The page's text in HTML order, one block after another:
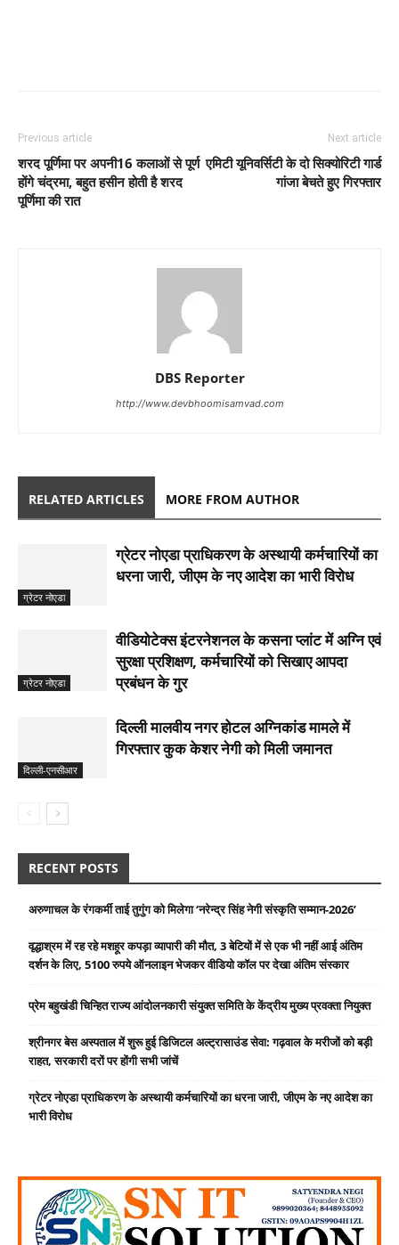
Previous article
शरद पूर्णिमा पर अपनी16 कलाओं से पूर्ण
होंगे चंद्रमा, बहुत हसीन होती है शरद
पूर्णिमा की रात
Next article
एमिटी यूनिवर्सिटी के दो सिक्योरिटी गार्ड
गांजा बेचते हुए गिरफ्तार
DBS Reporter
http://www.devbhoomisamvad.com
RELATED ARTICLES MORE FROM AUTHOR
ग्रेटर नोएडा
ग्रेटर नोएडा प्राधिकरण के अस्थायी कर्मचारियों का
धरना जारी, जीएम के नए आदेश का भारी विरोध
ग्रेटर नोएडा
वीडियोटेक्स इंटरनेशनल के कसना प्लांट में अग्नि एवं
सुरक्षा प्रशिक्षण, कर्मचारियों को सिखाए आपदा
प्रबंधन के गुर
दिल्ली-एनसीआर
दिल्ली मालवीय नगर होटल अग्निकांड मामले में
गिरफ्तार कुक केशर नेगी को मिली जमानत
RECENT POSTS
अरुणाचल के रंगकर्मी ताई तुगुंग को मिलेगा ‘नरेन्द्र सिंह नेगी संस्कृति सम्मान-2026’
वृद्धाश्रम में रह रहे मशहूर कपड़ा व्यापारी की मौत, 3 बेटियों में से एक भी नहीं आई अंतिम
दर्शन के लिए, 5100 रुपये ऑनलाइन भेजकर वीडियो कॉल पर देखा अंतिम संस्कार
प्रेम बहुखंडी चिन्हित राज्य आंदोलनकारी संयुक्त समिति के केंद्रीय मुख्य प्रवक्ता नियुक्त
श्रीनगर बेस अस्पताल में शुरू हुई डिजिटल अल्ट्रासाउंड सेवा: गढ़वाल के मरीजों को बड़ी
राहत, सरकारी दरों पर होंगी सभी जांचें
ग्रेटर नोएडा प्राधिकरण के अस्थायी कर्मचारियों का धरना जारी, जीएम के नए आदेश का
भारी विरोध